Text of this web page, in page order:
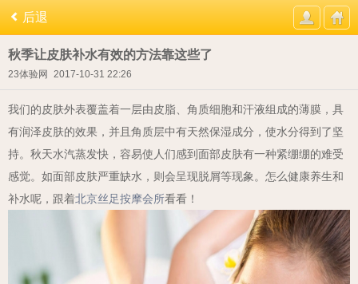
后退
秋季让皮肤补水有效的方法靠这些了
23体验网 2017-10-31 22:26
我们的皮肤外表覆盖着一层由皮脂、角质细胞和汗液组成的薄膜，具
有润泽皮肤的效果，并且角质层中有天然保湿成分，使水分得到了坚
持。秋天水汽蒸发快，容易使人们感到面部皮肤有一种紧绷绷的难受
感觉。如面部皮肤严重缺水，则会呈现脱屑等现象。怎么健康养生和
补水呢，跟着北京丝足按摩会所看看！